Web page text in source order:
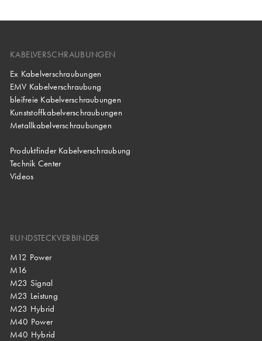
KABELVERSCHRAUBUNGEN
Ex Kabelverschraubungen
EMV Kabelverschraubung
bleifreie Kabelverschraubungen
Kunststoffkabelverschraubungen
Metallkabelverschraubungen
Produktfinder Kabelverschraubung
Technik Center
Videos
RUNDSTECKVERBINDER
M12 Power
M16
M23 Signal
M23 Leistung
M23 Hybrid
M40 Power
M40 Hybrid